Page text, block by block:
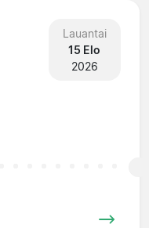
Lauantai
15 Elo
2026